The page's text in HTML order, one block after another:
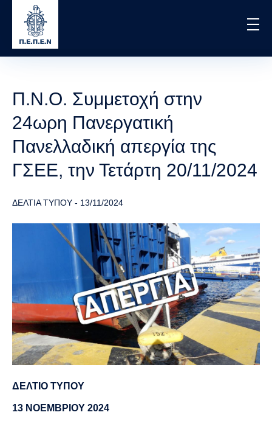
content
Π.Ν.Ο. Συμμετοχή στην
24ωρη Πανεργατική
Πανελλαδική απεργία της
ΓΣΕΕ, την Τετάρτη 20/11/2024
ΔΕΛΤΙΑ ΤΥΠΟΥ - 13/11/2024
ΔΕΛΤΙΟ ΤΥΠΟΥ
13 ΝΟΕΜΒΡΙΟΥ 2024